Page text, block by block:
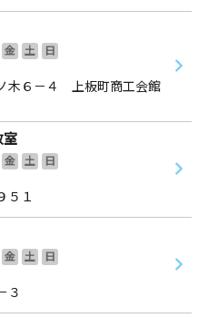
金 土
日
木６－４ 上板町商工会館
室
金 土
日
５１
金 土
日
３